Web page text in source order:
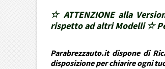
☆ ATTENZIONE alla
rispetto ad altri Modelli ☆
Parabrezzauto.it dispone di
disposizione per chiarire ogni